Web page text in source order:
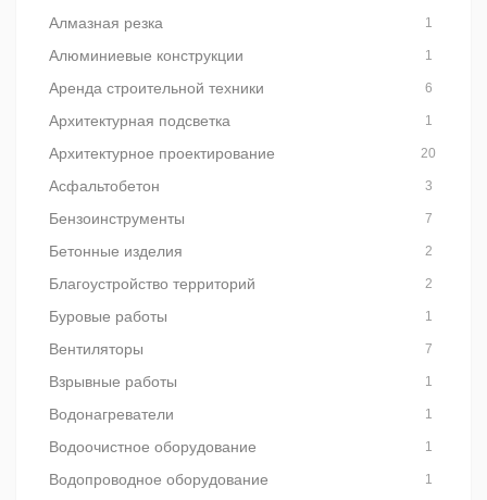
Алмазная резка 1
Алюминиевые конструкции 1
Аренда строительной техники 6
Архитектурная подсветка 1
Архитектурное проектирование 20
Асфальтобетон 3
Бензоинструменты 7
Бетонные изделия 2
Благоустройство территорий 2
Буровые работы 1
Вентиляторы 7
Взрывные работы 1
Водонагреватели 1
Водоочистное оборудование 1
Водопроводное оборудование 1